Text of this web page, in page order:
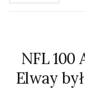
NFL 100
Elway